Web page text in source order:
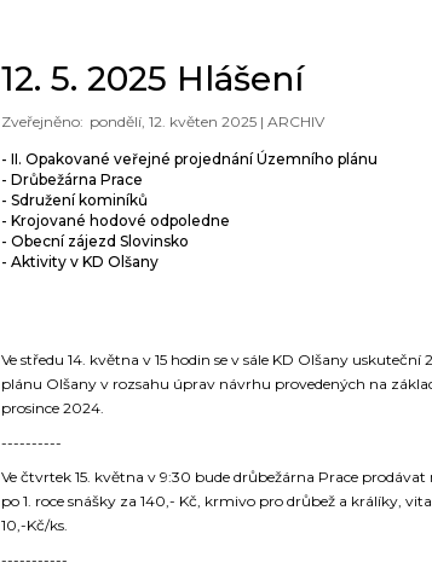
12. 5. 2025 Hlášení
pondělí, 12. květen 2025 | ARCHIV
- II. Opakované veřejné projednání Územního plánu
- Drůbežárna Prace
- Sdružení kominíků
- Krojované hodové odpoledne
- Obecní zájezd Slovinsko
- Aktivity v KD Olšany
Ve středu 14. května v 15 hodin se v sále KD Olšany
plánu Olšany v rozsahu úprav návrhu provedených na
prosince 2024.
----------
Ve čtvrtek 15. května v 9:30 bude drůbežárna Prace
po 1. roce snášky za 140,- Kč, krmivo pro drůbež a králíky,
10,-Kč/ks.
-----------